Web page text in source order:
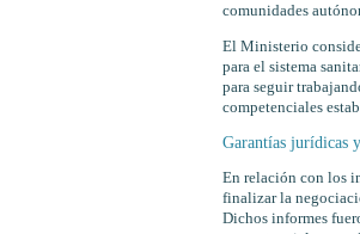
comunidades
El Ministerio
para el sistema
para seguir
competenciales
Garantías jurídicas
En relación con los
finalizar la
Dichos informes